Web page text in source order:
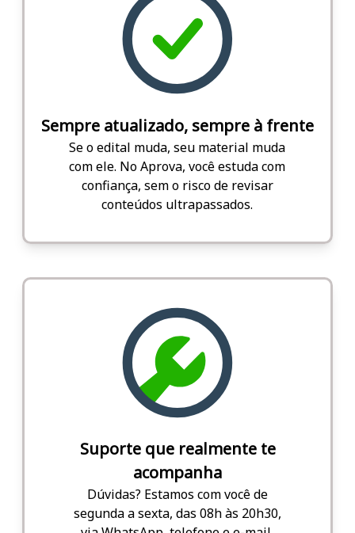
Sempre atualizado, sempre à frente
Se o edital muda, seu material muda
com ele. No Aprova, você estuda com
confiança, sem o risco de revisar
conteúdos ultrapassados.
Suporte que realmente te
acompanha
Dúvidas? Estamos com você de
segunda a sexta, das 08h às 20h30,